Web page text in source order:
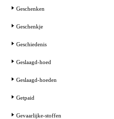
Geschenken
Geschenkje
Geschiedenis
Geslaagd-hoed
Geslaagd-hoeden
Getpaid
Gevaarlijke-stoffen